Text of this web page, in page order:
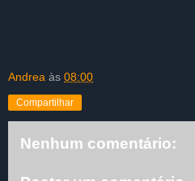
Andrea às 08:00
Compartilhar
Nenhum comentário: